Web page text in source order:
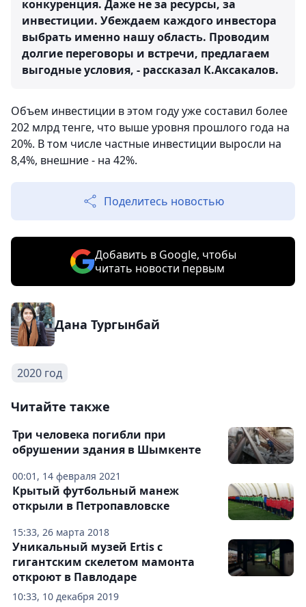
конкуренция. Даже не за ресурсы, за
инвестиции. Убеждаем каждого инвестора
выбрать именно нашу область. Проводим
долгие переговоры и встречи, предлагаем
выгодные условия, - рассказал К.Аксакалов.
Объем инвестиции в этом году уже составил более
202 млрд тенге, что выше уровня прошлого года на
20%. В том числе частные инвестиции выросли на
8,4%, внешние - на 42%.
Поделитесь новостью
Добавить в Google, чтобы
читать новости первым
Дана Тургынбай
2020 год
Читайте также
00:01, 14 февраля 2021
Три человека погибли при
обрушении здания в Шымкенте
15:33, 26 марта 2018
Крытый футбольный манеж
открыли в Петропавловске
10:33, 10 декабря 2019
Уникальный музей Ertis с
гигантским скелетом мамонта
откроют в Павлодаре